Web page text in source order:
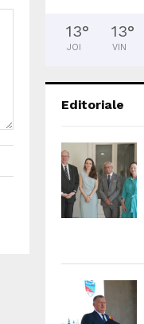
13°
JOI
13°
VIN
Editoriale